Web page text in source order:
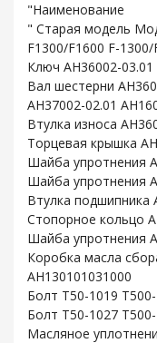
"Наименование
" Старая модель
F1300/F1600 F-1300/
Ключ AH36002-03.01
Вал шестерни
AH37002-02.01
Втулка износа
Торцевая крышка
Шайба упротнения
Шайба упротнения
Втулка подшипника
Стопорное кольцо
Шайба упротнения
Коробка масла
AH130101031000
Болт T50-1019
Болт T50-1027
Масляное